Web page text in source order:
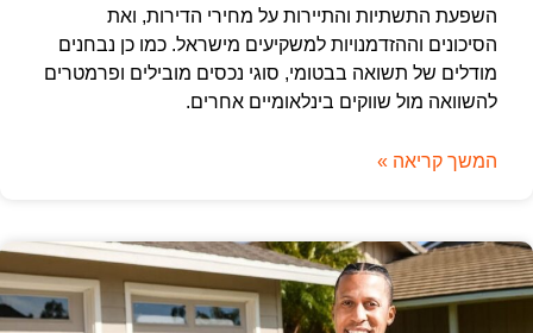
השפעת התשתיות והתיירות על מחירי הדירות, ואת
הסיכונים וההזדמנויות למשקיעים מישראל. כמו כן נבחנים
מודלים של תשואה בבטומי, סוגי נכסים מובילים ופרמטרים
להשוואה מול שווקים בינלאומיים אחרים.
המשך קריאה »